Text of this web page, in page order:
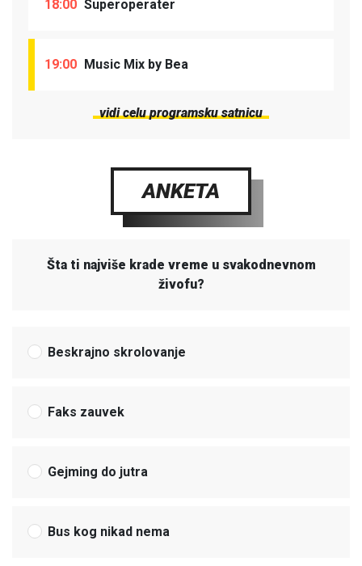
18:00 Superoperater
19:00 Music Mix by Bea
vidi celu programsku satnicu
ANKETA
Šta ti najviše krade vreme u svakodnevnom
živofu?
Beskrajno skrolovanje
Faks zauvek
Gejming do jutra
Bus kog nikad nema